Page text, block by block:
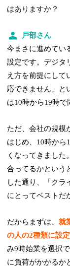
はありますか？
戸部さん
今まさに進めてい
設定です。デジタ
え方を前提にして
応できません」と
は10時から19時で
ただ、会社の規模
はじめ、10時から
くなってきました
合ってるかという
した通り、「クラ
にとってベストだ
だからまずは、就
の人の2種類に設
み9時始業を選択
に負荷がかかるか